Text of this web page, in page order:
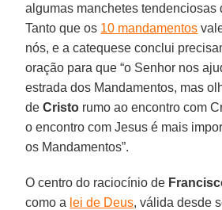
algumas manchetes tendenciosas
Tanto que os 10 mandamentos
nós, e a catequese conclui
oração para que “o Senhor nos
estrada dos Mandamentos, mas
deCristo rumo ao encontro com
o encontro com Jesus é mais
os Mandamentos”.
O centro do raciocínio de
como a lei de Deus, válida desde